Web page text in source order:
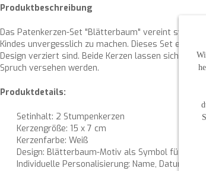
Produktbeschreibung
Das Patenkerzen-Set "Blätterbaum" vereint
Kindes unvergesslich zu machen. Dieses Set
Design verziert sind. Beide Kerzen lassen sich
Spruch versehen werden.
Produktdetails:
Setinhalt: 2 Stumpenkerzen
Kerzengröße: 15 x 7 cm
Kerzenfarbe: Weiß
Design: Blätterbaum-Motiv als Symbol für
Individuelle Personalisierung: Name, Datum oder